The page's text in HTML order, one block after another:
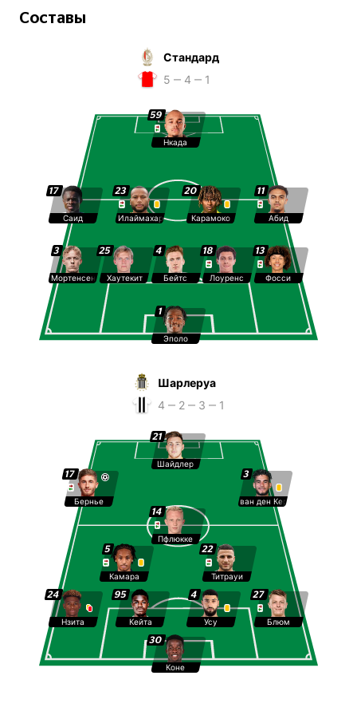
Составы
Стандард
5 ‒ 4 ‒ 1
18
Лоуренс
1
Эполо
17
Саид
20
Карамоко
4
Бейтс
23
Илаймахаритра
59
Нкада
13
Фосси
3
Мортенсен
25
Хаутекит
11
Абид
Шарлеруа
4 ‒ 2 ‒ 3 ‒ 1
5
Камара
24
Нзита
14
Пфлюкке
17
Бернье
21
Шайдлер
4
Усу
30
Коне
27
Блюм
3
ван ден Керхоф
95
Кейта
22
Титрауи